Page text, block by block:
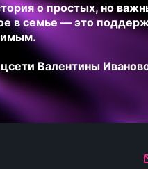
о простых, но
в семье — это
Валентины